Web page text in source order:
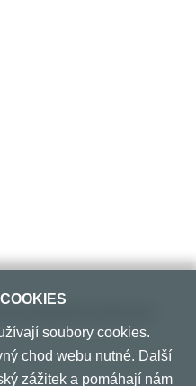
soubory cookies.
chod webu nutné. Další
zážitek a pomáhají nám